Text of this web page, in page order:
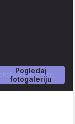
Pogledaj
fotogaleriju
printscreen,